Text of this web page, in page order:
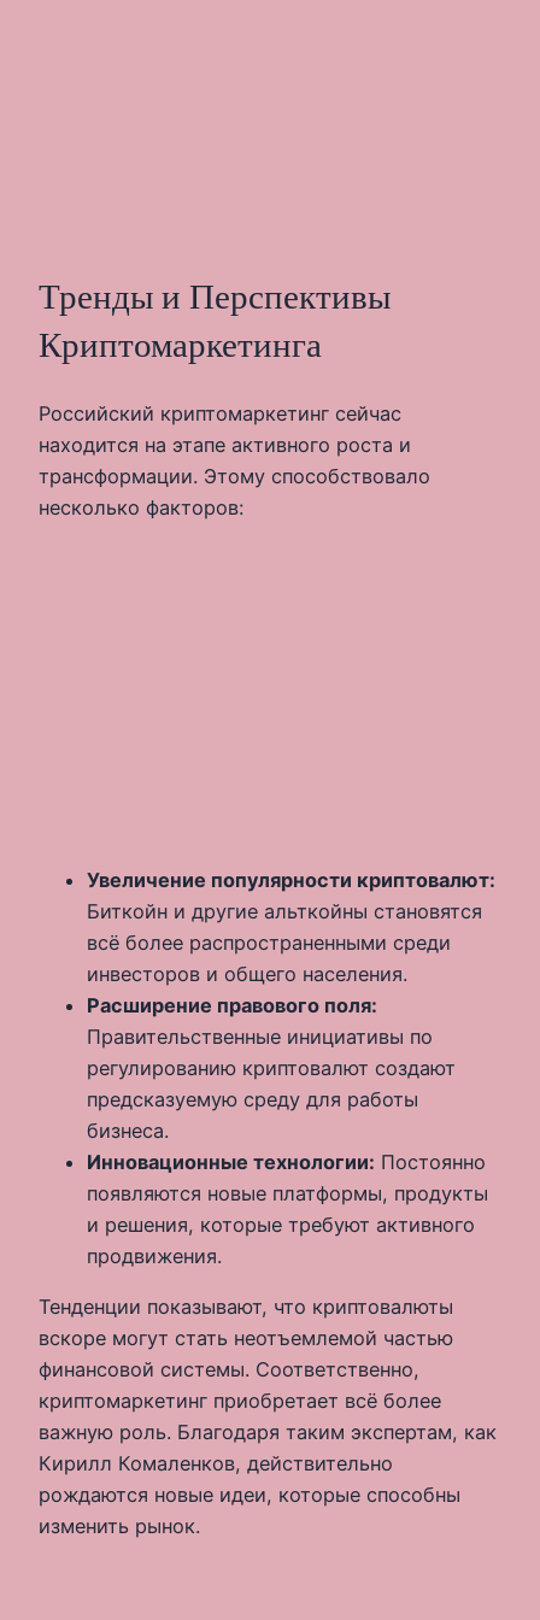
Тренды и Перспективы
Криптомаркетинга
Российский криптомаркетинг сейчас
находится на этапе активного роста и
трансформации. Этому способствовало
несколько факторов:
Увеличение популярности криптовалют:
Биткойн и другие альткойны становятся
всё более распространенными среди
инвесторов и общего населения.
Расширение правового поля:
Правительственные инициативы по
регулированию криптовалют создают
предсказуемую среду для работы
бизнеса.
Инновационные технологии: Постоянно
появляются новые платформы, продукты
и решения, которые требуют активного
продвижения.
Тенденции показывают, что криптовалюты
вскоре могут стать неотъемлемой частью
финансовой системы. Соответственно,
криптомаркетинг приобретает всё более
важную роль. Благодаря таким экспертам, как
Кирилл Комаленков, действительно
рождаются новые идеи, которые способны
изменить рынок.